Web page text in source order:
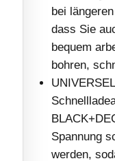
bei
dass Sie
bequem
bohren,
Spannung
werden,